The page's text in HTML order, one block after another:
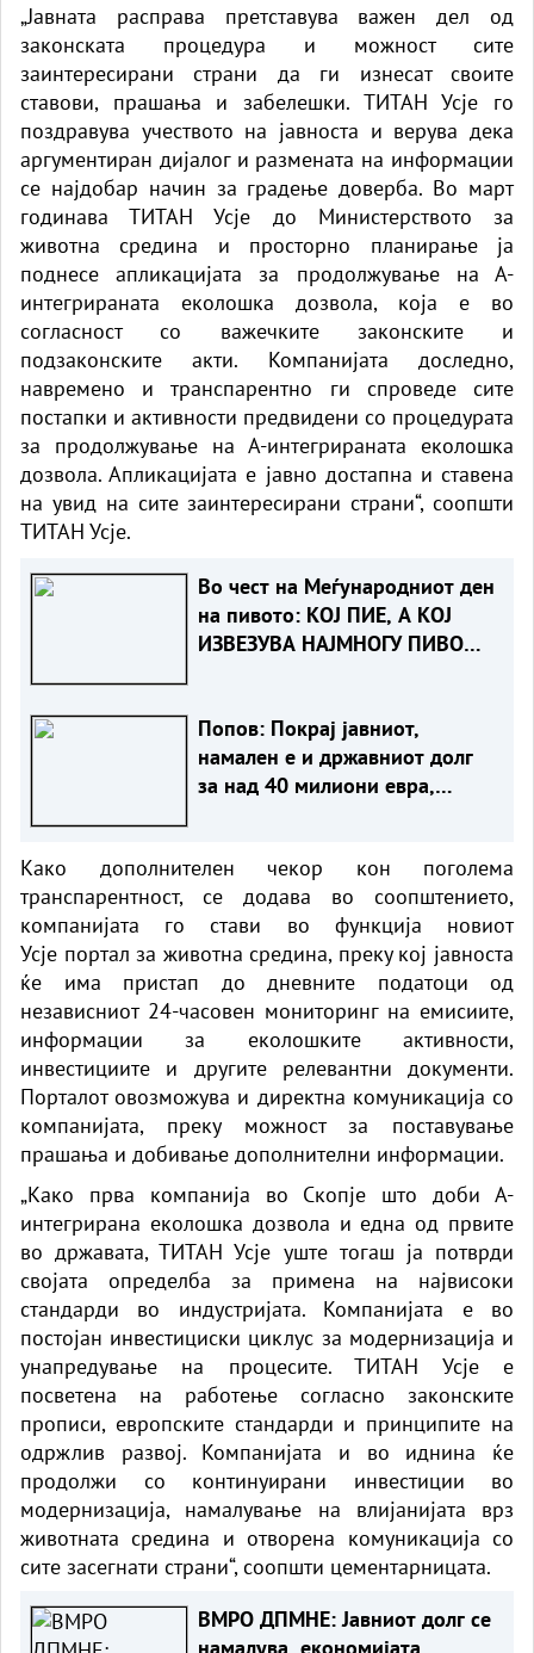
„Јавната расправа претставува важен дел од
законската процедура и можност сите
заинтересирани страни да ги изнесат своите
ставови, прашања и забелешки. ТИТАН Усје го
поздравува учеството на јавноста и верува дека
аргументиран дијалог и размената на информации
се најдобар начин за градење доверба. Во март
годинава ТИТАН Усје до Министерството за
животна средина и просторно планирање ја
поднесе апликацијата за продолжување на А-
интегрираната еколошка дозвола, која е во
согласност со важечките законските и
подзаконските акти. Компанијата доследно,
навремено и транспарентно ги спроведе сите
постапки и активности предвидени со процедурата
за продолжување на А-интегрираната еколошка
дозвола. Апликацијата е јавно достапна и ставена
на увид на сите заинтересирани страни“, соопшти
ТИТАН Усје.
Во чест на Меѓународниот ден
на пивото: КОЈ ПИЕ, А КОЈ
ИЗВЕЗУВА НАЈМНОГУ ПИВО
Попов: Покрај јавниот,
намален е и државниот долг
за над 40 милиони евра,
Како дополнителен чекор кон поголема
транспарентност, се додава во соопштението,
компанијата го стави во функција новиот
Усје портал за животна средина, преку кој јавноста
ќе има пристап до дневните податоци од
независниот 24-часовен мониторинг на емисиите,
информации за еколошките активности,
инвестициите и другите релевантни документи.
Порталот овозможува и директна комуникација со
компанијата, преку можност за поставување
прашања и добивање дополнителни информации.
„Како прва компанија во Скопје што доби А-
интегрирана еколошка дозвола и една од првите
во државата, ТИТАН Усје уште тогаш ја потврди
својата определба за примена на највисоки
стандарди во индустријата. Компанијата е во
постојан инвестициски циклус за модернизација и
унапредување на процесите. ТИТАН Усје е
посветена на работење согласно законските
прописи, европските стандарди и принципите на
одржлив развој. Компанијата и во иднина ќе
продолжи со континуирани инвестиции во
модернизација, намалување на влијанијата врз
животната средина и отворена комуникација со
сите засегнати страни“, соопшти цементарницата.
ВМРО ДПМНЕ: Јавниот долг се
намалува, економијата